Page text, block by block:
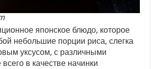
японское блюдо, которое
небольшие порции риса, слегка
уксусом, с различными
в качестве начинки